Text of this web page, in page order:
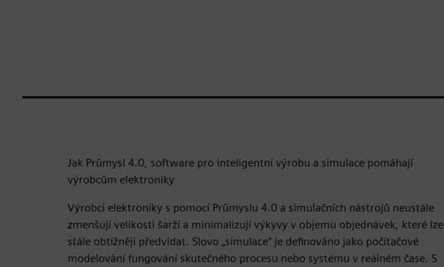
Jak Průmysl 4.0, software pro inteligentní výrobu a simulace pomáhají
výrobcům elektroniky
Výrobci elektroniky s pomocí Průmyslu 4.0 a simulačních nástrojů neustále
zmenšují velikosti šarží a minimalizují výkyvy v objemu objednávek, které lze
stále obtížněji předvídat. Slovo „simulace“ je definováno jako počítačové
modelování fungování skutečného procesu nebo systému v reálném čase. S